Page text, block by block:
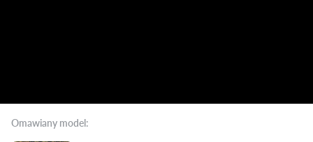
Omawiany model: